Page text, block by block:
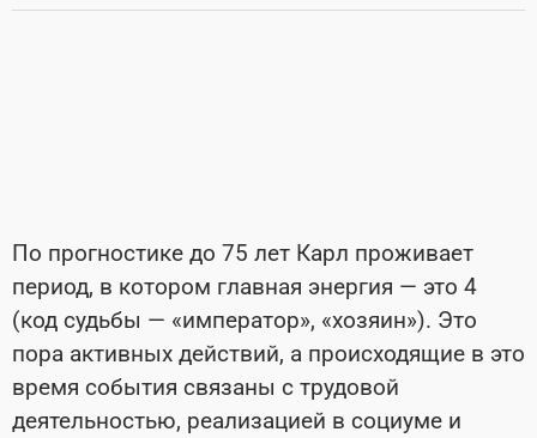
По прогностике до 75 лет Карл проживает
период, в котором главная энергия — это 4
(код судьбы — «император», «хозяин»). Это
пора активных действий, а происходящие в это
время события связаны с трудовой
деятельностью, реализацией в социуме и